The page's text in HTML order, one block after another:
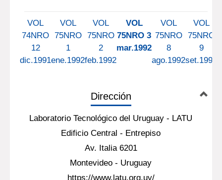
VOL
74NRO
12
dic.1991
VOL
75NRO
1
ene.1992
VOL
75NRO
2
feb.1992
VOL
75NRO 3
mar.1992
VOL
75NRO
8
ago.1992
VOL
75NRO
9
set.1992
Dirección
Laboratorio Tecnológico del Uruguay - LATU
Edificio Central - Entrepiso
Av. Italia 6201
Montevideo - Uruguay
https://www.latu.org.uy/